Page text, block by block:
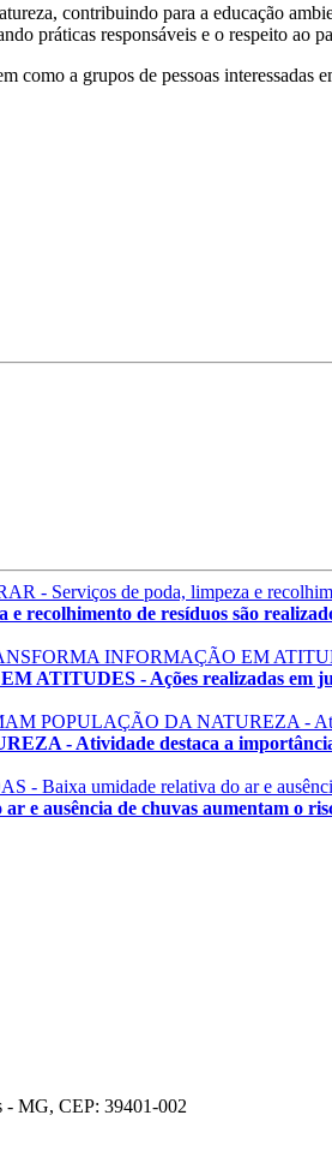
contribuindo para a educação
práticas responsáveis e o respeito ao
como a grupos de pessoas
de resíduos são
- Ações realizadas em
- Atividade destaca a importância
ausência de chuvas aumentam o
- MG, CEP: 39401-002